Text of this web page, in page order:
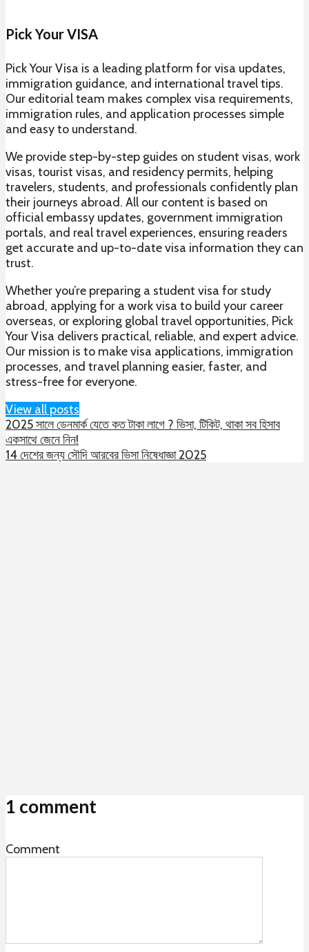
Pick Your VISA
Pick Your Visa is a leading platform for visa updates,
immigration guidance, and international travel tips.
Our editorial team makes complex visa requirements,
immigration rules, and application processes simple
and easy to understand.
We provide step-by-step guides on student visas, work
visas, tourist visas, and residency permits, helping
travelers, students, and professionals confidently plan
their journeys abroad. All our content is based on
official embassy updates, government immigration
portals, and real travel experiences, ensuring readers
get accurate and up-to-date visa information they can
trust.
Whether you’re preparing a student visa for study
abroad, applying for a work visa to build your career
overseas, or exploring global travel opportunities, Pick
Your Visa delivers practical, reliable, and expert advice.
Our mission is to make visa applications, immigration
processes, and travel planning easier, faster, and
stress-free for everyone.
View all posts
2025 সালে ডেনমার্ক যেতে কত টাকা লাগে ? ভিসা, টিকিট, থাকা সব হিসাব
একসাথে জেনে নিন!
14 দেশের জন্য সৌদি আরবের ভিসা নিষেধাজ্ঞা 2025
1 comment
Comment